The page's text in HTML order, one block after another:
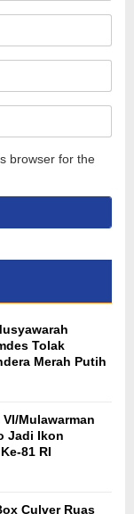
browser for the
Tolak
Merah Putih
Mulawarman
Jadi Ikon
81 RI
Culver Ruas